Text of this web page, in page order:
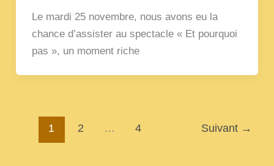
Le mardi 25 novembre, nous avons eu la
chance d’assister au spectacle « Et pourquoi
pas », un moment riche
1 2 … 4 Suivant →